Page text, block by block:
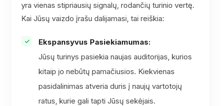
yra vienas stipriausių signalų, rodančių turinio vertę.
Kai Jūsų vaizdo įrašu dalijamasi, tai reiškia:
Ekspansyvus Pasiekiamumas:
Jūsų turinys pasiekia naujas auditorijas, kurios
kitaip jo nebūtų pamačiusios. Kiekvienas
pasidalinimas atveria duris į naujų vartotojų
ratus, kurie gali tapti Jūsų sekėjais.